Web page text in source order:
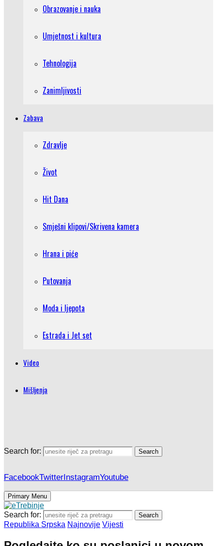
Obrazovanje i nauka
Umjetnost i kultura
Tehnologija
Zanimljivosti
Zabava
Zdravlje
Život
Hit Dana
Smješni klipovi/Skrivena kamera
Hrana i piće
Putovanja
Moda i ljepota
Estrada i Jet set
Video
Mišljenja
Search for: Search
FacebookTwitterInstagramYoutube
Primary Menu
Search for: Search
Republika Srpska Najnovije Vijesti